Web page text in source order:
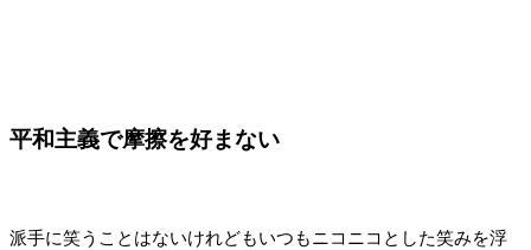
平和主義で摩擦を好まない
派手に笑うことはないけれどもいつもニコニコとした笑みを浮